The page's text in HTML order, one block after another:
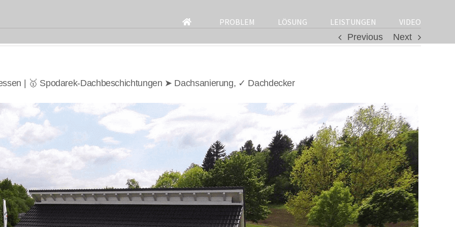
for:
PROBLEM LÖSUNG LEISTUNGEN
VIDEO
Previous
Next
| 🥇 Spodarek-Dachbeschichtungen ➤ Dachsanierung, ✓ Dachdecker